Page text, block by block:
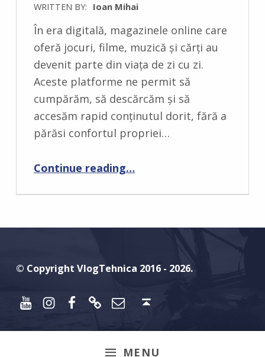
MENU
WRITTEN BY: Ioan Mihai
C
M
M
În era digitală, magazinele online care
oferă jocuri, filme, muzică și cărți au
devenit parte din viața de zi cu zi.
Aceste platforme ne permit să
cumpărăm, să descărcăm și să
accesăm rapid conținutul dorit, fără a
părăsi confortul propriei…
Continue reading“Cum să îți securizezi conținutul digital: Protejează-ți biblioteca personală de jocuri, filme și cărți”
…
© Copyright VlogTehnica 2016 - 2026.
YoutubeInstagram
Facebook
Discord